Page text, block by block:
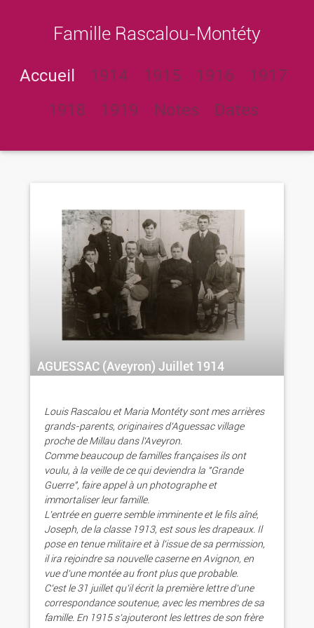
Famille Rascalou-Montéty
Accueil 1914 1915 1916
1917
1918
1919 Notes Dates
AGUESSAC (Aveyron) Juillet 1914
Louis Rascalou et Maria Montéty sont mes arrières
grands-parents, originaires d'Aguessac village
proche de Millau dans l'Aveyron.
Comme beaucoup de familles françaises ils ont
voulu, à la veille de ce qui deviendra la "Grande
Guerre", faire appel à un photographe et
immortaliser leur famille.
L'entrée en guerre semble imminente et le fils aîné,
Joseph, de la classe 1913, est sous les drapeaux. Il
pose en tenue militaire et à l'issue de sa permission,
il ira rejoindre sa nouvelle caserne en Avignon, en
vue d'une montée au front plus que probable.
C'est le 31 juillet qu'il écrit la première lettre d'une
correspondance soutenue, avec les membres de sa
famille. En 1915 s'ajouteront les lettres de son frère